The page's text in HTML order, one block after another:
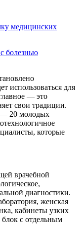
медицинских
болезнью
использоваться для
— это
свои традиции.
— 20 молодых
которые
врачебной
диагностики.
женская
кабинеты узких
с отдельным